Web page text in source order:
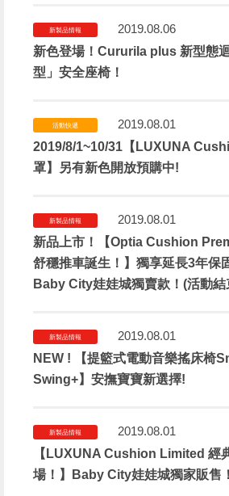
新製品情報
2019.08.06
新色登場！Cururila plus 新型態
型」安全座椅！
活動快遞
2019.08.01
2019/8/1~10/31【LUXUNA
罩】另有新色開放預購中!
新製品情報
2019.08.01
新品上市！【Optia Cushion
舒穩推車誕生！】獨享延長3年保
Baby City娃娃城獨賣款！(活動結
新製品情報
2019.08.01
NEW ! 【提籃式電動音樂搖床椅
Swing+】安撫寶寶新選擇!
新製品情報
2019.08.01
【LUXUNA Cushion Limited 經
場！】Baby City娃娃城獨家販售！